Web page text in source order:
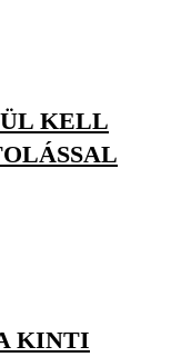
KELL
KINTI